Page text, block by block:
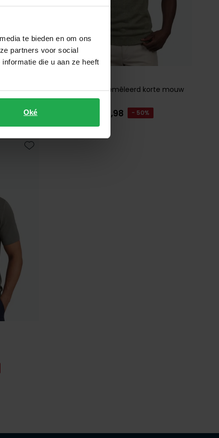
te bieden en om ons
partners voor social
die u aan ze heeft
Oké
boord T-shirt groen gemêleerd korte mouw
€ 74,98 - 50%